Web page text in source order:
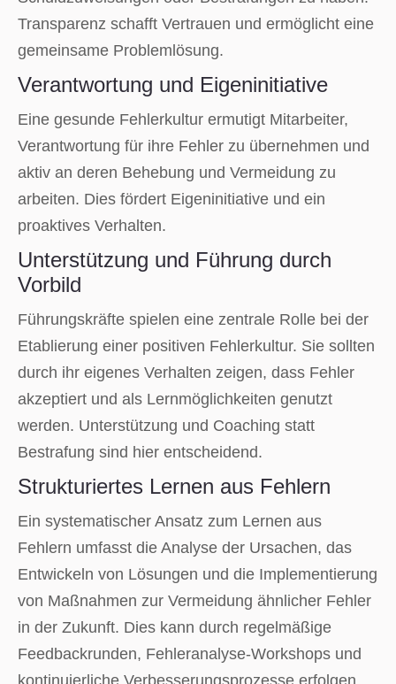
Transparenz schafft Vertrauen und ermöglicht eine
gemeinsame Problemlösung.
Verantwortung und Eigeninitiative
Eine gesunde Fehlerkultur ermutigt Mitarbeiter,
Verantwortung für ihre Fehler zu übernehmen und
aktiv an deren Behebung und Vermeidung zu
arbeiten. Dies fördert Eigeninitiative und ein
proaktives Verhalten.
Unterstützung und Führung durch
Vorbild
Führungskräfte spielen eine zentrale Rolle bei der
Etablierung einer positiven Fehlerkultur. Sie sollten
durch ihr eigenes Verhalten zeigen, dass Fehler
akzeptiert und als Lernmöglichkeiten genutzt
werden. Unterstützung und Coaching statt
Bestrafung sind hier entscheidend.
Strukturiertes Lernen aus Fehlern
Ein systematischer Ansatz zum Lernen aus
Fehlern umfasst die Analyse der Ursachen, das
Entwickeln von Lösungen und die Implementierung
von Maßnahmen zur Vermeidung ähnlicher Fehler
in der Zukunft. Dies kann durch regelmäßige
Feedbackrunden, Fehleranalyse-Workshops und
kontinuierliche Verbesserungsprozesse erfolgen.